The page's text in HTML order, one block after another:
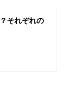
それぞれの